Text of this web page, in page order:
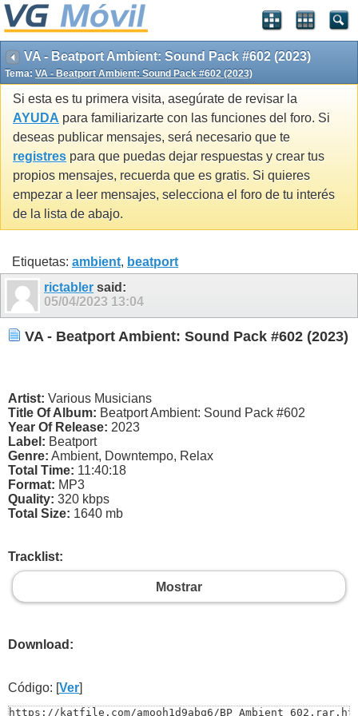
VA - Beatport Ambient: Sound Pack #602 (2023)
Tema: VA - Beatport Ambient: Sound Pack #602 (2023)
Si esta es tu primera visita, asegúrate de revisar la
AYUDA para familiarizarte con las funciones del foro. Si
deseas publicar mensajes, será necesario que te
registres para que puedas dejar respuestas y crear tus
propios mensajes, recuerda que es gratis. Si quieres
empezar a leer mensajes, selecciona el foro de tu interés
de la lista de abajo.
Etiquetas: ambient, beatport
rictabler said:
05/04/2023 13:04
VA - Beatport Ambient: Sound Pack #602 (2023)
Artist: Various Musicians
Title Of Album: Beatport Ambient: Sound Pack #602
Year Of Release: 2023
Label: Beatport
Genre: Ambient, Downtempo, Relax
Total Time: 11:40:18
Format: MP3
Quality: 320 kbps
Total Size: 1640 mb
Tracklist:
Mostrar
Download:
Código: [Ver]
https://katfile.com/amooh1d9abq6/